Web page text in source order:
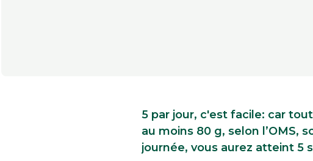
5 par jour, c'est facile: car
au moins 80 g, selon l’OMS,
journée, vous aurez atteint 5